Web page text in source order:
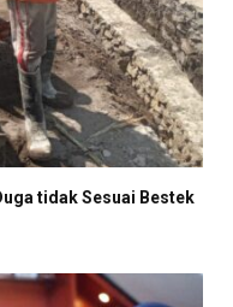
tidak Sesuai Bestek